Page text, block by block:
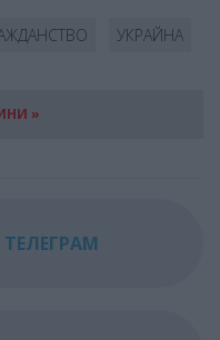
УКРАЙНА
»
ТЕЛЕГРАМ